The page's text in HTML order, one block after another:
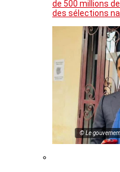
de 500 millions
des sélections
© Le